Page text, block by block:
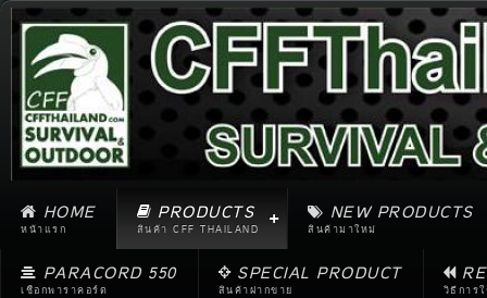
HOME
หน้าแรก
PRODUCTS
สินค้า CFF THAILAND
NEW PRODUCTS
สินค้ามาใหม่
PARACORD 550
เชือกพาราคอร์ด
SPECIAL PRODUCT
สินค้าฝากขาย วิธีการ